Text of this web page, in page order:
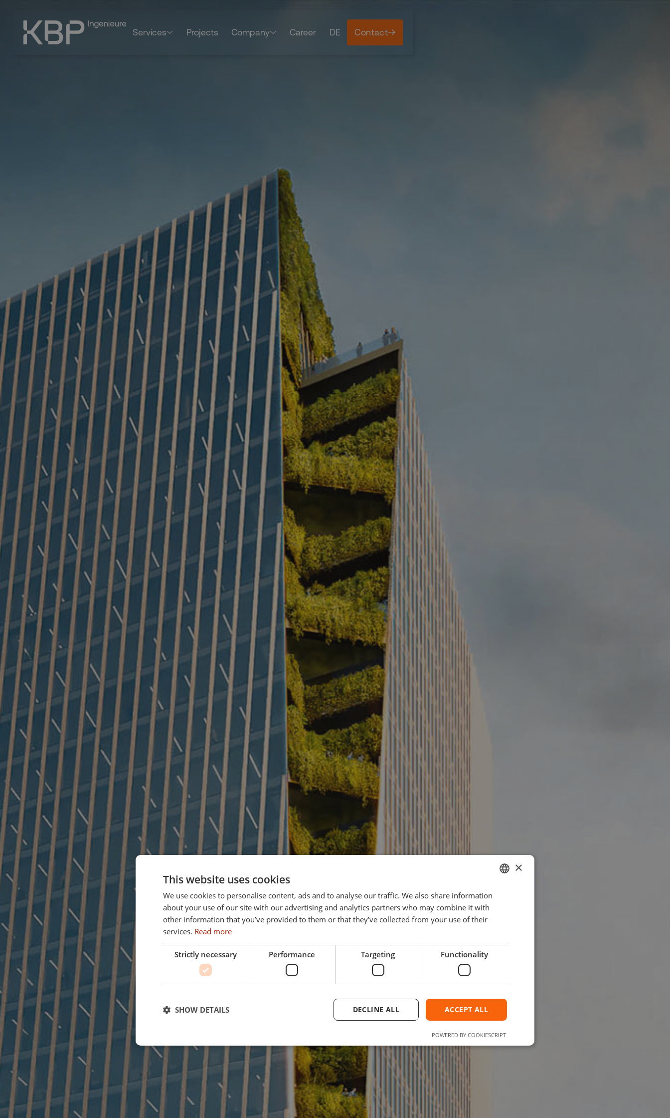
Services Projects Company Career DE Contact
GERMAN
×
This website uses cookies
We use cookies to personalise content, ads and to analyse our traffic. We also share information
about your use of our site with our advertising and analytics partners who may combine it with
other information that you’ve provided to them or that they’ve collected from your use of their
services. Read more
Strictly necessary Performance Targeting Functionality
ACCEPT ALL
DECLINE ALL
SHOW DETAILS
Strictly necessary Performance Targeting Functionality
Strictly necessary cookies allow core website functionality such as user login and account management. The website cannot be
used properly without strictly necessary cookies.
Domain
Expiration Description
POWERED BY COOKIESCRIPT